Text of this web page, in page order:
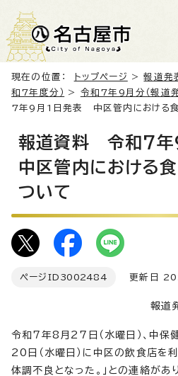
現在の位置： トップページ >報道発
和7年度分）
> 令和7年9月分（報道
7年9月1日発表 中区管内における
報道資料 令和7
中区管内における
ついて
ページID 3002484 更新日
報道
令和7年8月27日（水曜日）、中保
20日（水曜日）に中区の飲食店を
体調不良となった。」との連絡があ